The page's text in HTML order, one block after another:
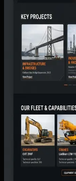
Panduan
lokal agar
benar memicu
Baca artikel ->
Website untuk
Industri:
Calon Klien
Panduan
industri agar
menghasilkan
bisnis generik.